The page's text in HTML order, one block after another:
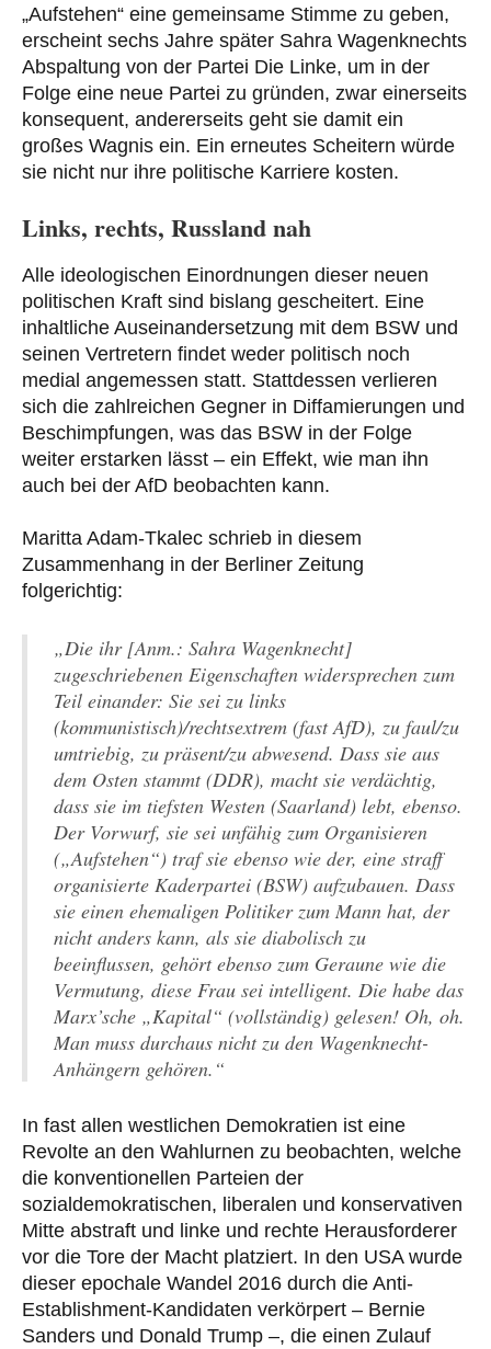
„Aufstehen“ eine gemeinsame Stimme zu geben,
erscheint sechs Jahre später Sahra Wagenknechts
Abspaltung von der Partei Die Linke, um in der
Folge eine neue Partei zu gründen, zwar einerseits
konsequent, andererseits geht sie damit ein
großes Wagnis ein. Ein erneutes Scheitern würde
sie nicht nur ihre politische Karriere kosten.
Links, rechts, Russland nah
Alle ideologischen Einordnungen dieser neuen
politischen Kraft sind bislang gescheitert. Eine
inhaltliche Auseinandersetzung mit dem BSW und
seinen Vertretern findet weder politisch noch
medial angemessen statt. Stattdessen verlieren
sich die zahlreichen Gegner in Diffamierungen und
Beschimpfungen, was das BSW in der Folge
weiter erstarken lässt – ein Effekt, wie man ihn
auch bei der AfD beobachten kann.
Maritta Adam-Tkalec schrieb in diesem
Zusammenhang in der Berliner Zeitung
folgerichtig:
„Die ihr [Anm.: Sahra Wagenknecht]
zugeschriebenen Eigenschaften widersprechen zum
Teil einander: Sie sei zu links
(kommunistisch)/rechtsextrem (fast AfD), zu faul/zu
umtriebig, zu präsent/zu abwesend. Dass sie aus
dem Osten stammt (DDR), macht sie verdächtig,
dass sie im tiefsten Westen (Saarland) lebt, ebenso.
Der Vorwurf, sie sei unfähig zum Organisieren
(„Aufstehen“) traf sie ebenso wie der, eine straff
organisierte Kaderpartei (BSW) aufzubauen. Dass
sie einen ehemaligen Politiker zum Mann hat, der
nicht anders kann, als sie diabolisch zu
beeinflussen, gehört ebenso zum Geraune wie die
Vermutung, diese Frau sei intelligent. Die habe das
Marx’sche „Kapital“ (vollständig) gelesen! Oh, oh.
Man muss durchaus nicht zu den Wagenknecht-
Anhängern gehören.“
In fast allen westlichen Demokratien ist eine
Revolte an den Wahlurnen zu beobachten, welche
die konventionellen Parteien der
sozialdemokratischen, liberalen und konservativen
Mitte abstraft und linke und rechte Herausforderer
vor die Tore der Macht platziert. In den USA wurde
dieser epochale Wandel 2016 durch die Anti-
Establishment-Kandidaten verkörpert – Bernie
Sanders und Donald Trump –, die einen Zulauf